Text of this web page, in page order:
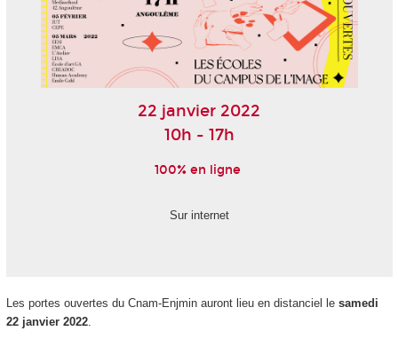
22 janvier 2022
10h - 17h
100% en ligne
Sur internet
Les portes ouvertes du Cnam-Enjmin auront lieu en distanciel le samedi
22 janvier 2022.